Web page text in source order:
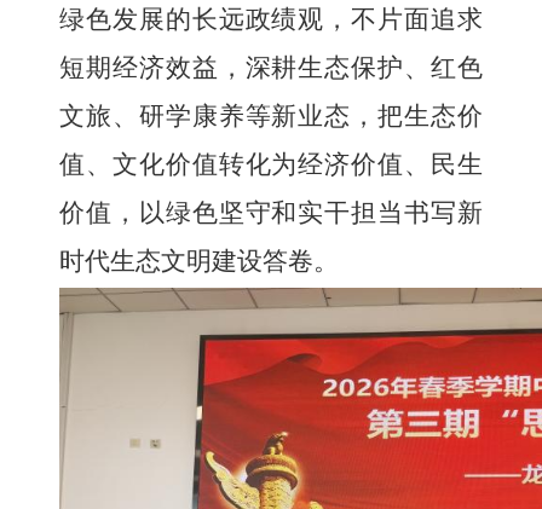
绿色发展的长远政绩观，不片面追求
短期经济效益，深耕生态保护、红色
文旅、研学康养等新业态，把生态价
值、文化价值转化为经济价值、民生
价值，以绿色坚守和实干担当书写新
时代生态文明建设答卷。